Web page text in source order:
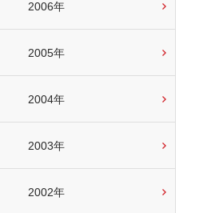
2006年
2005年
2004年
2003年
2002年